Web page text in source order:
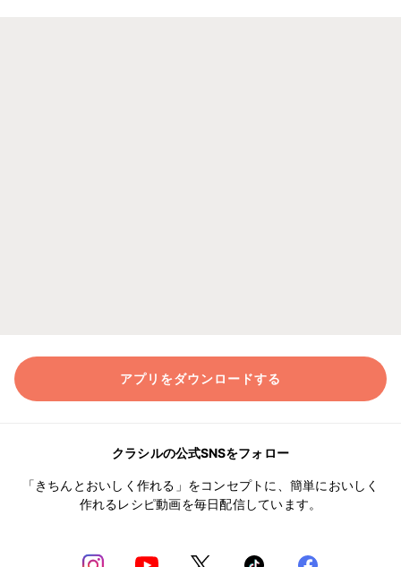
アプリをダウンロードする
クラシルの公式SNSをフォロー
「きちんとおいしく作れる」をコンセプトに、簡単においしく
作れるレシピ動画を毎日配信しています。